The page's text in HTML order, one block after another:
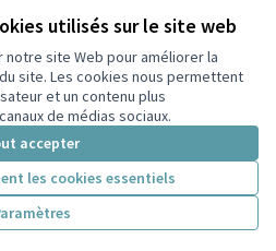
utilisés sur le site web
site Web pour améliorer la
site. Les cookies nous permettent
et un contenu plus
de médias sociaux.
accepter
les cookies essentiels
Facebook
sur Instagram
sur YouTube
.
Licence
(Lien